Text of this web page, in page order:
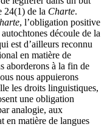
24(1) de la Charte.
, l’obligation positive
découle de la
est d’ailleurs reconnu
en matière de
aborderons à la fin de
nous appuierons
les droits linguistiques,
une obligation
analogie, aux
en matière de langues